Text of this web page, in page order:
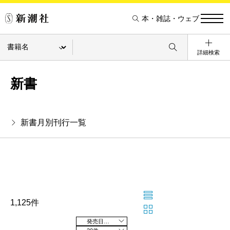
本・雑誌・ウェブ
詳細検索
新書
新書月別刊行一覧
1,125件